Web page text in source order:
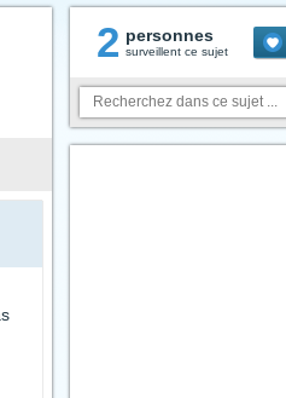
2 personnes
surveillent ce sujet